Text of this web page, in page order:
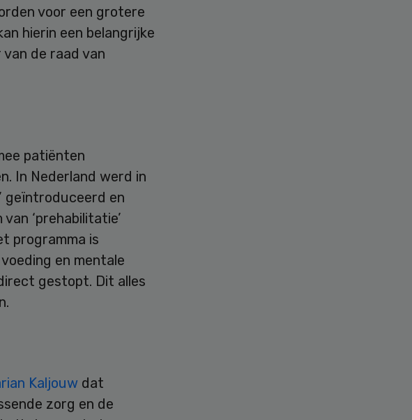
voor een grotere
hierin een belangrijke
van de raad van
patiënten
In Nederland werd in
geïntroduceerd en
‘prehabilitatie’
programma is
en mentale
gestopt. Dit alles
Kaljouw dat
zorg en de